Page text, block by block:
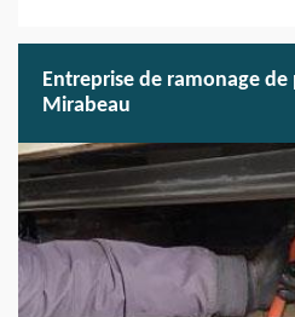
Entreprise de ramonage de
Mirabeau